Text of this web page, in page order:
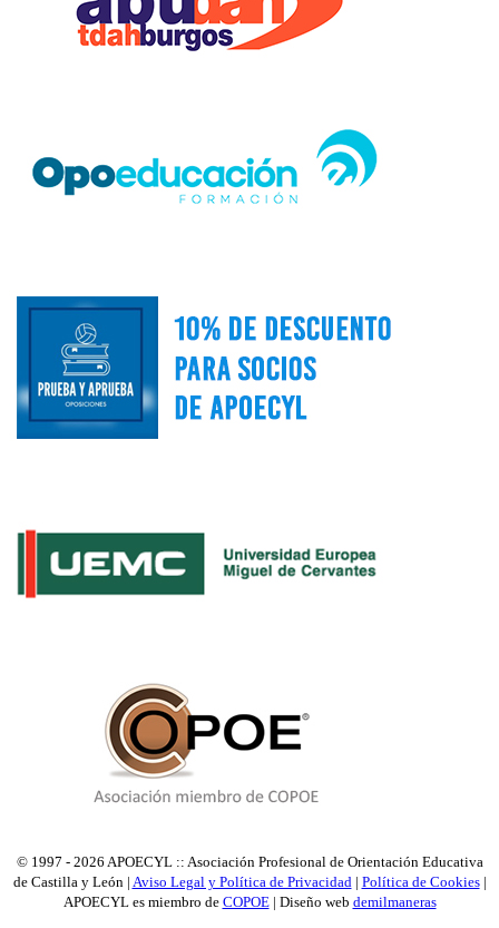
© 1997 - 2026 APOECYL :: Asociación Profesional de Orientación Educativa
de Castilla y León | Aviso Legal y Política de Privacidad| Política de Cookies|
APOECYL es miembro de COPOE| Diseño web demilmaneras